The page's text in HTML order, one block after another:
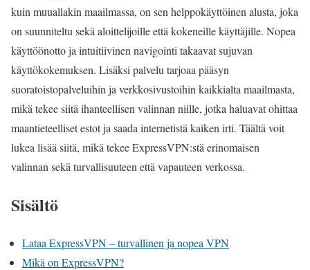
kuin muuallakin maailmassa, on sen helppokäyttöinen alusta, joka
on suunniteltu sekä aloittelijoille että kokeneille käyttäjille. Nopea
käyttöönotto ja intuitiivinen navigointi takaavat sujuvan
käyttökokemuksen. Lisäksi palvelu tarjoaa pääsyn
suoratoistopalveluihin ja verkkosivustoihin kaikkialta maailmasta,
mikä tekee siitä ihanteellisen valinnan niille, jotka haluavat ohittaa
maantieteelliset estot ja saada internetistä kaiken irti. Täältä voit
lukea lisää siitä, mikä tekee ExpressVPN:stä erinomaisen
valinnan sekä turvallisuuteen että vapauteen verkossa.
Sisältö
Lataa ExpressVPN – turvallinen ja nopea VPN
Mikä on ExpressVPN?